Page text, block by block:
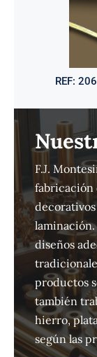
REF:
F.J.
fabricación
laminación.
diseños
productos
también
hierro,
según las